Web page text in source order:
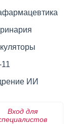
ИИ
Вход для